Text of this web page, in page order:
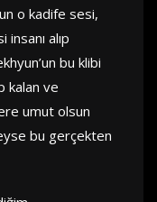
o kadife sesi,
alıp
bu klibi
kalan ve
umut olsun
bu gerçekten